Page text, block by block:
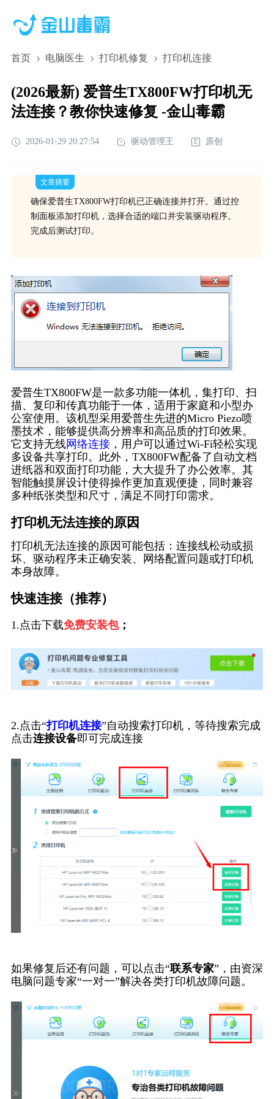
首页 电脑医生 打印机修复 打印机连接
(2026最新) 爱普生TX800FW打印机无
法连接？教你快速修复 -金山毒霸
2026-01-29 20:27:54 驱动管理王 原创
文章摘要
确保爱普生TX800FW打印机已正确连接并打开。通过控
制面板添加打印机，选择合适的端口并安装驱动程序。
完成后测试打印。
爱普生TX800FW是一款多功能一体机，集打印、扫
描、复印和传真功能于一体，适用于家庭和小型办
公室使用。该机型采用爱普生先进的Micro Piezo喷
墨技术，能够提供高分辨率和高品质的打印效果。
它支持无线网络连接，用户可以通过Wi-Fi轻松实现
多设备共享打印。此外，TX800FW配备了自动文档
进纸器和双面打印功能，大大提升了办公效率。其
智能触摸屏设计使得操作更加直观便捷，同时兼容
多种纸张类型和尺寸，满足不同打印需求。
打印机无法连接的原因
打印机无法连接的原因可能包括：连接线松动或损
坏、驱动程序未正确安装、网络配置问题或打印机
本身故障。
快速连接（推荐）
1.点击下载免费安装包；
2.点击“打印机连接”自动搜索打印机，等待搜索完成
点击连接设备即可完成连接
如果修复后还有问题，可以点击“联系专家”，由资深
电脑问题专家“一对一”解决各类打印机故障问题。